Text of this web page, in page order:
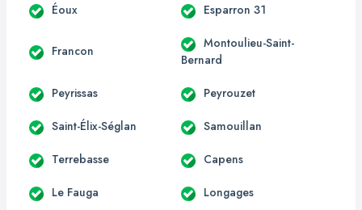
Éoux Esparron 31
Francon
Montoulieu-Saint-
Bernard
Peyrissas Peyrouzet
Saint-Élix-Séglan Samouillan
Terrebasse Capens
Le Fauga Longages